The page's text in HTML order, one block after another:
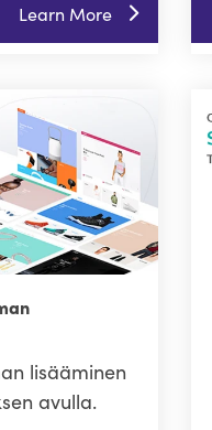
Learn More
lisääminen
avulla.